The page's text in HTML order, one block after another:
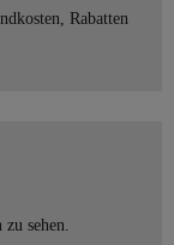
Rabatten
sehen.